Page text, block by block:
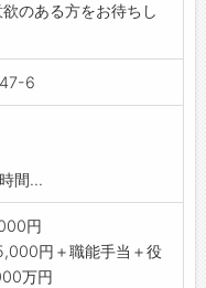
でのシステム開発
設計
のある方をお待ちし
6
間...
円
円＋職能手当＋役
万円